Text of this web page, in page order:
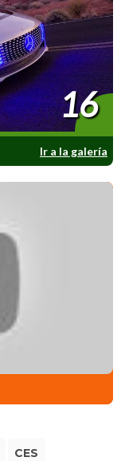
Ir a la galería
16
CES